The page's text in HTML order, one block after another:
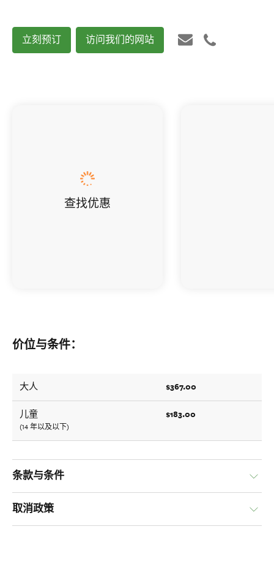
立刻预订 访问我们的网站
价位与条件：
大人 $367.00
儿童
(14 年以及以下)
$183.00
条款与条件
取消政策
查找优惠